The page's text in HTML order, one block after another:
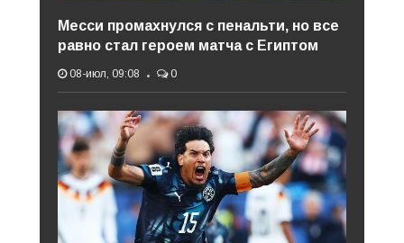
Месси промахнулся с пенальти, но все
равно стал героем матча с Египтом
08-июл, 09:08 0